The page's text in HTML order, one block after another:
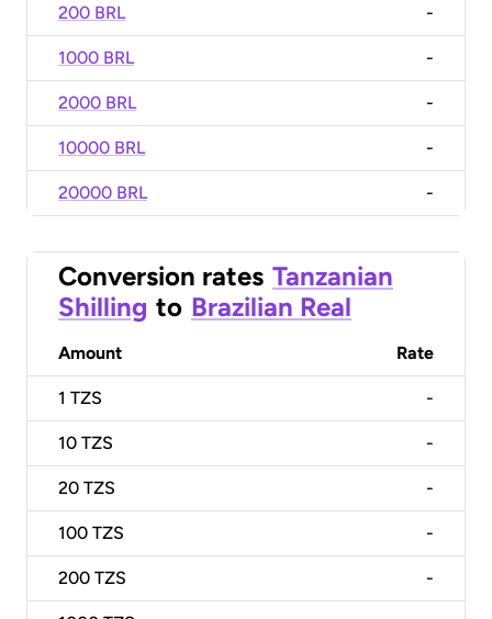
200 BRL -
1000 BRL -
2000 BRL -
10000 BRL -
20000 BRL -
Conversion rates Tanzanian
Shilling to Brazilian Real
Amount Rate
1 TZS -
10 TZS -
20 TZS -
100 TZS -
200 TZS -